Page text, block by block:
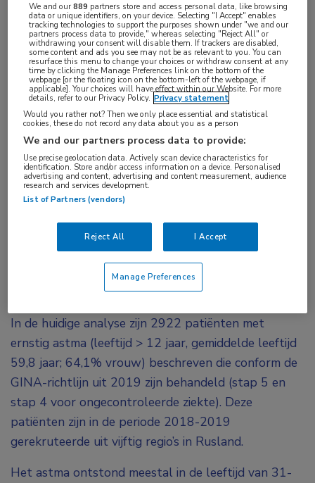
Dankzij de analyse van real-life registers is het
mogelijk om de daadwerkelijke prevalentie van
ernstig astma vast te stellen, inclusief de
klinische profielen van de patiënten. Op deze
manier komt er meer kennis over de feno- en
endotypen en wordt het beter mogelijk om de
juiste medicatie voor de juiste patiënt te
selecteren.
Het Russische register voor ernstig astma (RSAR) is
een prospectieve, multicenter, niet-interventionele
observationele studie. Alle patiënten met ernstig
astma die in de RSAR zijn opgenomen, worden
periodiek op de poli gezien.
Kenmerken van astma
In de huidige analyse zijn 2922 patiënten met
ernstig astma (leeftijd > 12 jaar, gemiddelde leeftijd
59,8 jaar; 64,1% vrouw) beschreven die conform de
GINA-richtlijn uit 2019 zijn behandeld (stap 5 en
stap 4 voor ongecontroleerde ziekte). Deze
patiënten zijn in de periode 2018-2019
gerekruteerde uit vijftig regio’s in Rusland.
Het astma ontstond meestal in de leeftijd van 31-
We and our889 partners store and access personal data, like browsing
data or unique identifiers, on your device. Selecting "I Accept" enables
tracking technologies to support the purposes shown under "we and our
partners process data to provide," whereas selecting "Reject All" or
withdrawing your consent will disable them. If trackers are disabled,
some content and ads you see may not be as relevant to you. You can
resurface this menu to change your choices or withdraw consent at any
time by clicking the Manage Preferences link on the bottom of the
webpage [or the floating icon on the bottom-left of the webpage, if
applicable]. Your choices will have effect within our Website. For more
details, refer to our Privacy Policy. Privacy statement
Would you rather not? Then we only place essential and statistical
cookies, these do not record any data about you as a person
We and our partners process data to provide:
Use precise geolocation data. Actively scan device characteristics for
identification. Store and/or access information on a device. Personalised
advertising and content, advertising and content measurement, audience
research and services development.
List of Partners (vendors)
Reject All I Accept
Manage Preferences